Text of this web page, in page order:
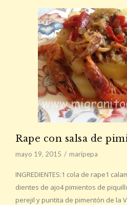
Rape con salsa de
mayo 19, 2015 maripepa
INGREDIENTES:1 cola de rape1
dientes de ajo4 pimientos de
perejil y puntita de pimentón de la